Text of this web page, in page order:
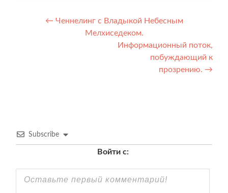
Навигация
← Ченнелинг с Владыкой Небесным
Мелхиседеком.
Информационный поток,
побуждающий к
прозрению. →
Subscribe
Войти с: